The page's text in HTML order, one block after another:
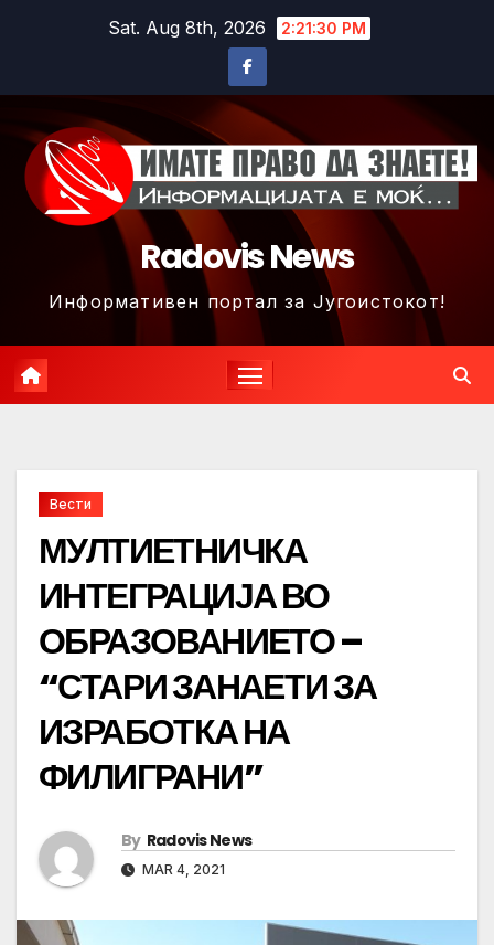
Sat. Aug 8th, 2026 2:21:33 PM
Radovis News
Информативен портал за Југоистокот!
Вести
МУЛТИЕТНИЧКА
ИНТЕГРАЦИЈА ВО
ОБРАЗОВАНИЕТО –
“СТАРИ ЗАНАЕТИ ЗА
ИЗРАБОТКА НА
ФИЛИГРАНИ”
By Radovis News
MAR 4, 2021